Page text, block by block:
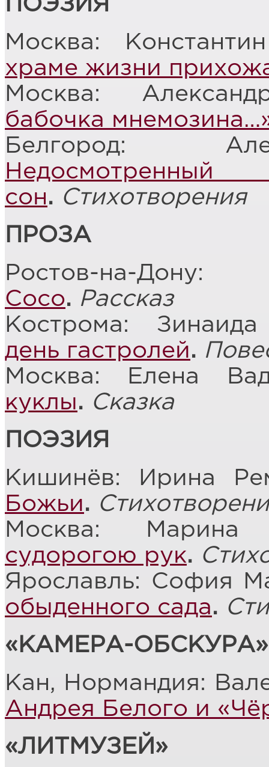
ПОЭЗИЯ
Москва:
храме жизни
Москва:
бабочка
Белгород:
сон. Стихотворения
ПРОЗА
Ростов-на-
Сосо. Рассказ
Кострома:
день гастролей.
Москва: Елена
куклы. Сказка
ПОЭЗИЯ
Кишинёв: Ирина
Божьи.
Москва:
судорогою рук.
Ярославль: София
обыденного сада.
«КАМЕРА-ОБСКУРА»
Кан, Нормандия:
Андрея Белого и
«ЛИТМУЗЕЙ»